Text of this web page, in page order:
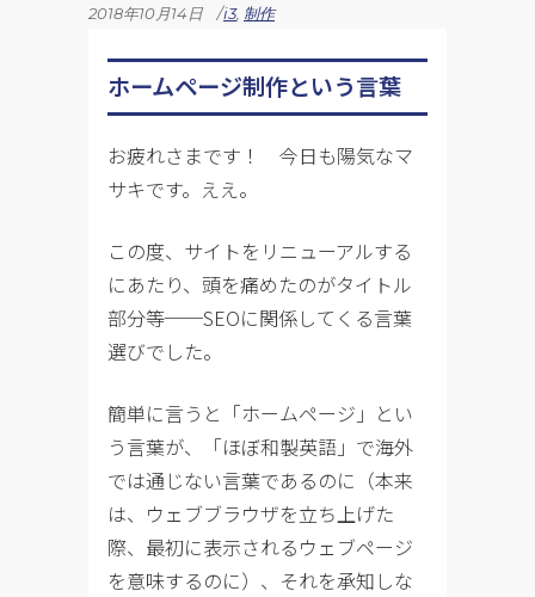
2018年10月14日 i3, 制作
ホームページ制作という言葉
お疲れさまです！ 今日も陽気なマ
サキです。ええ。
この度、サイトをリニューアルする
にあたり、頭を痛めたのがタイトル
部分等──SEOに関係してくる言葉
選びでした。
簡単に言うと「ホームページ」とい
う言葉が、「ほぼ和製英語」で海外
では通じない言葉であるのに（本来
は、ウェブブラウザを立ち上げた
際、最初に表示されるウェブページ
を意味するのに）、それを承知しな